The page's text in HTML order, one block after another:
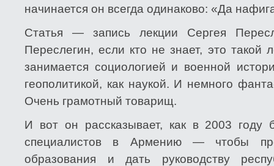
начинается он всегда одинаково: «Да
Статья — запись лекции Сергея
Переслегин, если кто не знает, это такой
занимается социологией и военной
геополитикой, как наукой. И немного
Очень грамотный товарищ.
И вот он рассказывает, как в 2003 году
специалистов в Армению — чтобы
образования и дать руководству